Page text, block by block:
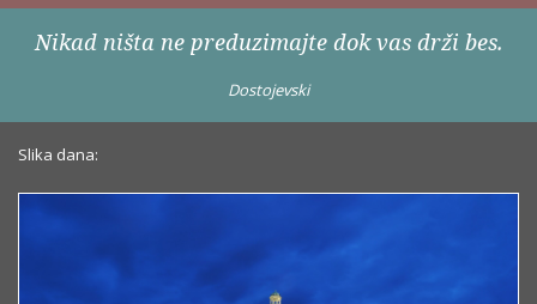
Nikad ništa ne preduzimajte dok vas drži bes.
Dostojevski
Slika dana: